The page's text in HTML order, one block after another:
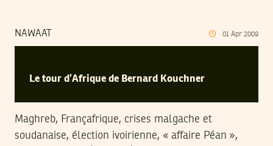
NAWAAT 01 Apr 2009
Le tour d’Afrique de Bernard Kouchner
Maghreb, Françafrique, crises malgache et
soudanaise, élection ivoirienne, « affaire Péan »,